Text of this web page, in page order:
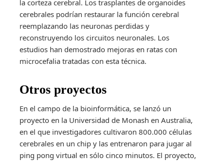
la corteza cerebral. Los trasplantes de organoides
cerebrales podrían restaurar la función cerebral
reemplazando las neuronas perdidas y
reconstruyendo los circuitos neuronales. Los
estudios han demostrado mejoras en ratas con
microcefalia tratadas con esta técnica.
Otros proyectos
En el campo de la bioinformática, se lanzó un
proyecto en la Universidad de Monash en Australia,
en el que investigadores cultivaron 800.000 células
cerebrales en un chip y las entrenaron para jugar al
ping pong virtual en sólo cinco minutos. El proyecto,